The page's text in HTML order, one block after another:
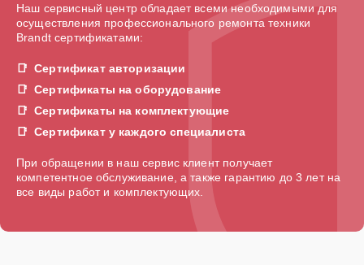
Наш сервисный центр обладает всеми необходимыми для
осуществления профессионального ремонта техники
Brandt сертификатами:
Сертификат авторизации
Сертификаты на оборудование
Сертификаты на комплектующие
Сертификат у каждого специалиста
При обращении в наш сервис клиент получает
компетентное обслуживание, а также гарантию до 3 лет на
все виды работ и комплектующих.